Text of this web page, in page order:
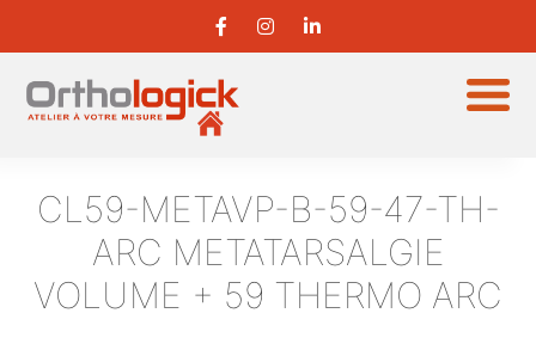
CL59-METAVP-B-59-47-TH-
ARC METATARSALGIE
VOLUME + 59 THERMO ARC